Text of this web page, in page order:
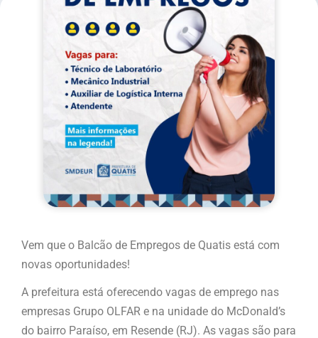
Vem que o Balcão de Empregos de Quatis está com
novas oportunidades!
A prefeitura está oferecendo vagas de emprego nas
empresas Grupo OLFAR e na unidade do McDonald’s
do bairro Paraíso, em Resende (RJ). As vagas são para